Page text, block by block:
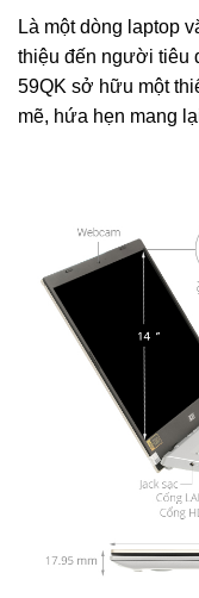
Là một dòng laptop
thiệu đến người tiêu
59QK sở hữu một
mẽ, hứa hẹn mang